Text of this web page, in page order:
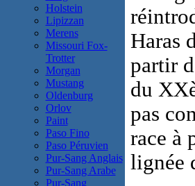
Holstein
Lipizzan
Merens
Missouri Fox-
Trotter
Morgan
Mustang
Oldenburg
Orlov
Paint
Paso Fino
Paso Péruvien
Pur-Sang Anglais
Pur-Sang Arabe
Pur-Sang
Haras
partir
du
pas
race à
lignée